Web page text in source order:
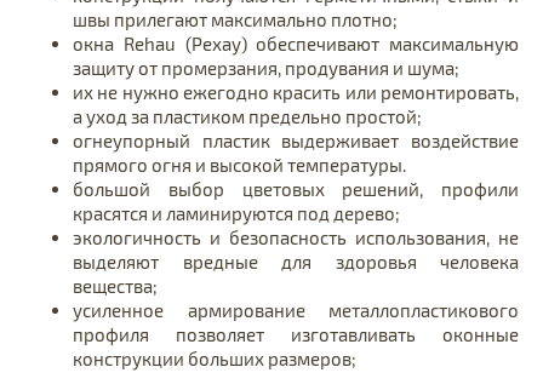
швы прилегают максимально плотно;
окна Rehau (Рехау) обеспечивают максимальную
защиту от промерзания, продувания и шума;
их не нужно ежегодно красить или ремонтировать,
а уход за пластиком предельно простой;
огнеупорный пластик выдерживает воздействие
прямого огня и высокой температуры.
большой выбор цветовых решений, профили
красятся и ламинируются под дерево;
экологичность и безопасность использования, не
выделяют вредные для здоровья человека
вещества;
усиленное армирование металлопластикового
профиля позволяет изготавливать оконные
конструкции больших размеров;